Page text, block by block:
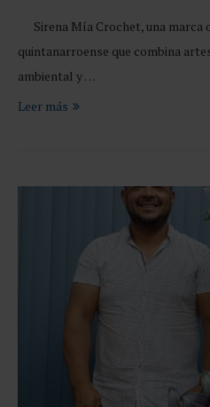
Sirena Mía Crochet, una marca
quintanarroense que combina
ambiental y …
Leer más